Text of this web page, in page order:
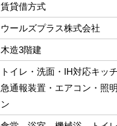
賃貸借方式
ウールズプラス株式会社
木造3階建
トイレ・洗面・IH対応キッ
急通報装置・エアコン・照
ン